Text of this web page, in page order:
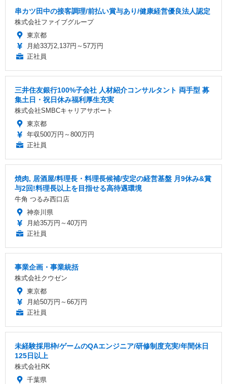
串カツ田中の接客調理/前払い賞与あり/健康経営優良法人認定
株式会社ファイブグループ
東京都
月給33万2,137円～57万円
正社員
三井住友銀行100%子会社 人材紹介コンサルタント 両手型 募
集土日・祝日休み福利厚生充実
株式会社SMBCキャリアサポート
東京都
年収500万円～800万円
正社員
焼肉, 居酒屋/料理長・料理長候補/安定の経営基盤 月9休み&賞
与2回!料理長以上を目指せる高待遇環境
牛角 つるみ西口店
神奈川県
月給35万円～40万円
正社員
事業企画・事業統括
株式会社クウゼン
東京都
月給50万円～66万円
正社員
未経験採用枠/ゲームのQAエンジニア/研修制度充実/年間休日
125日以上
株式会社RK
千葉県